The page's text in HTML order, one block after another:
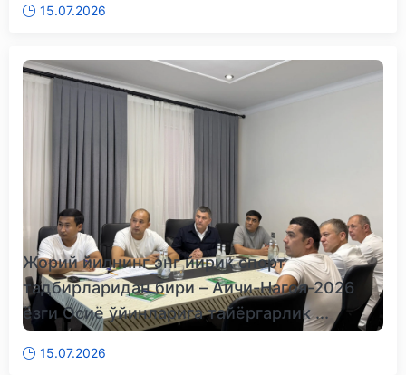
15.07.2026
Жорий йилнинг энг йирик спорт
тадбирларидан бири – Аичи-Нагоя-2026
ёзги Осиё ўйинларига тайёргарлик ...
15.07.2026